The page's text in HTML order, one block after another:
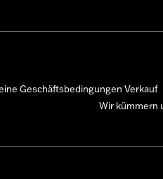
Geschäftsbedingungen Verkauf
Wir kümmern